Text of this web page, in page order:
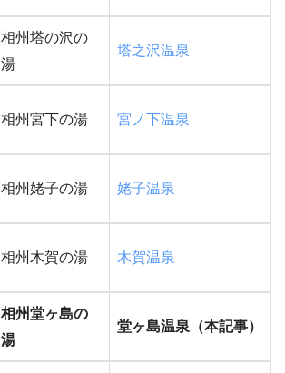
相州塔の沢の
湯
塔之沢温泉
相州宮下の湯 宮ノ下温泉
相州姥子の湯 姥子温泉
相州木賀の湯 木賀温泉
相州堂ヶ島の
湯
堂ヶ島温泉（本記事）